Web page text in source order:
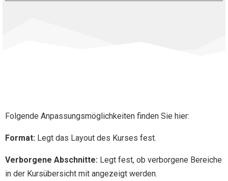
Folgende Anpassungsmöglichkeiten finden Sie hier:
Format: Legt das Layout des Kurses fest.
Verborgene Abschnitte: Legt fest, ob verborgene Bereiche
in der Kursübersicht mit angezeigt werden.